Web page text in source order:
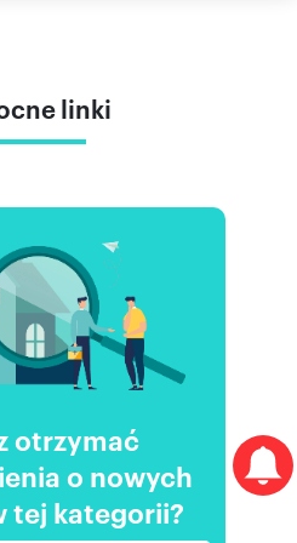
linki
otrzymać
o nowych
tej kategorii?